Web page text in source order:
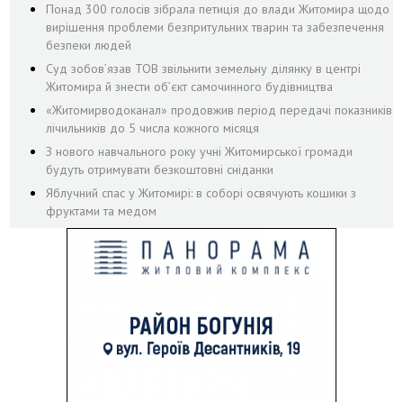
Понад 300 голосів зібрала петиція до влади Житомира щодо
вирішення проблеми безпритульних тварин та забезпечення
безпеки людей
Суд зобов’язав ТОВ звільнити земельну ділянку в центрі
Житомира й знести об’єкт самочинного будівництва
«Житомирводоканал» продовжив період передачі показників
лічильників до 5 числа кожного місяця
З нового навчального року учні Житомирської громади
будуть отримувати безкоштовні сніданки
Яблучний спас у Житомирі: в соборі освячують кошики з
фруктами та медом